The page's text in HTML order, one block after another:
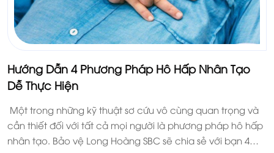
Hướng Dẫn 4 Phương Pháp Hô Hấp Nhân Tạo
Dễ Thực Hiện
Một trong những kỹ thuật sơ cứu vô cùng quan trọng và
cần thiết đối với tất cả mọi người là phương pháp hô hấp
nhân tạo. Bảo vệ Long Hoàng SBC sẽ chia sẻ với bạn 4